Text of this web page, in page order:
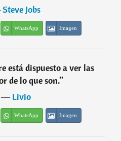
Steve Jobs
WhatsApp Imagen
está dispuesto a ver las
de lo que son.”
―Livio
WhatsApp Imagen